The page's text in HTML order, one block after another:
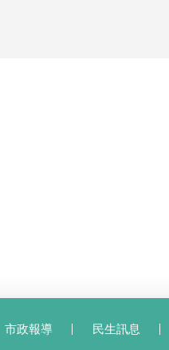
市政報導 民生訊息